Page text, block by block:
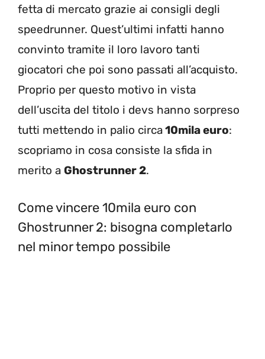
fetta di mercato grazie ai consigli degli
speedrunner. Quest’ultimi infatti hanno
convinto tramite il loro lavoro tanti
giocatori che poi sono passati all’acquisto.
Proprio per questo motivo in vista
dell’uscita del titolo i devs hanno sorpreso
tutti mettendo in palio circa10mila euro:
scopriamo in cosa consiste la sfida in
merito a Ghostrunner 2.
Come vincere 10mila euro con
Ghostrunner 2: bisogna completarlo
nel minor tempo possibile